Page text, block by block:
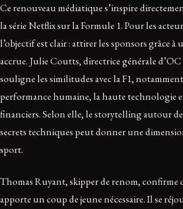
Ce renouveau médiatique s’inspire
la série Netflix sur la Formule 1. Pour les
l’objectif est clair : attirer les sponsors grâce à
accrue. Julie Coutts, directrice générale
souligne les similitudes avec la F1,
performance humaine, la haute technologie
financiers. Selon elle, le storytelling autour
secrets techniques peut donner une
sport.
Thomas Ruyant, skipper de renom, confirme
apporte un coup de jeune nécessaire. Il se